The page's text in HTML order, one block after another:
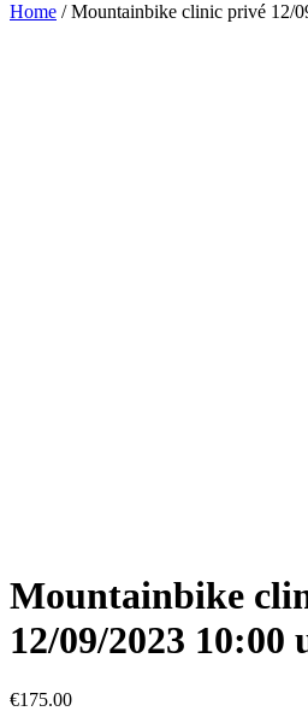
Home / Mountainbike clinic privé 12/
Mountainbike
12/09/2023 10:00
€175.00